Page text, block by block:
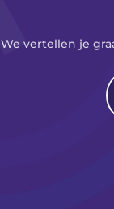
We vertellen je